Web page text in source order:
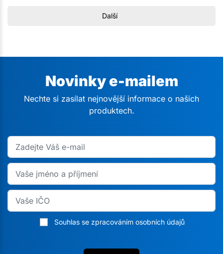
Další
Novinky e-mailem
Nechte si zasílat nejnovější informace o našich
produktech.
Souhlas se zpracováním osobních údajů